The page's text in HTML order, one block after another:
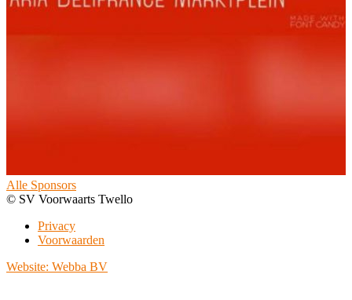
Alle Sponsors
© SV Voorwaarts Twello
Privacy
Voorwaarden
Website: Webba BV